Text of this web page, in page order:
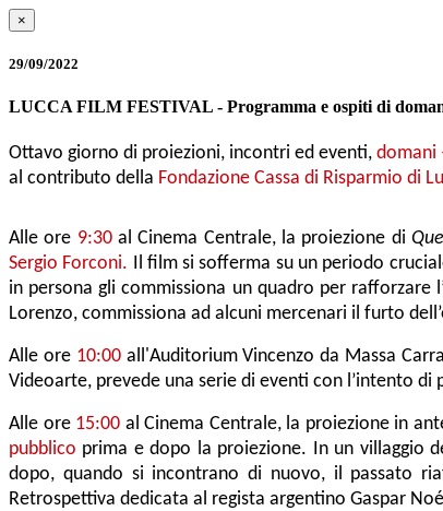
×
29/09/2022
LUCCA FILM FESTIVAL - Programma e ospiti di
Ottavo giorno di proiezioni, incontri ed eventi, domani
al contributo della Fondazione Cassa di Risparmio di
Alle ore 9:30al Cinema Centrale, la proiezione di
Sergio Forconi. Il film si sofferma su un periodo
in persona gli commissiona un quadro per rafforzare l
Lorenzo, commissiona ad alcuni mercenari il furto
Alle ore 10:00all'Auditorium Vincenzo da Massa
Videoarte, prevede una serie di eventi con l’intento
Alle ore 15:00 al Cinema Centrale, la proiezione in
pubblico prima e dopo la proiezione. In un villaggio
dopo, quando si incontrano di nuovo, il passato
Retrospettiva dedicata al regista argentino Gaspar